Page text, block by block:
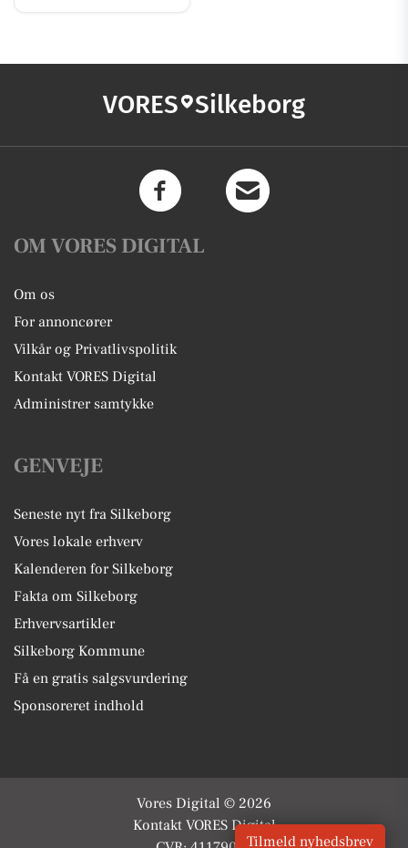
VORES Silkeborg
OM VORES DIGITAL
Om os
For annoncører
Vilkår og Privatlivspolitik
Kontakt VORES Digital
Administrer samtykke
GENVEJE
Seneste nyt fra Silkeborg
Vores lokale erhverv
Kalenderen for Silkeborg
Fakta om Silkeborg
Erhvervsartikler
Silkeborg Kommune
Få en gratis salgsvurdering
Sponsoreret indhold
Vores Digital © 2026
Kontakt VORES Digital
Tilmeld nyhedsbrev